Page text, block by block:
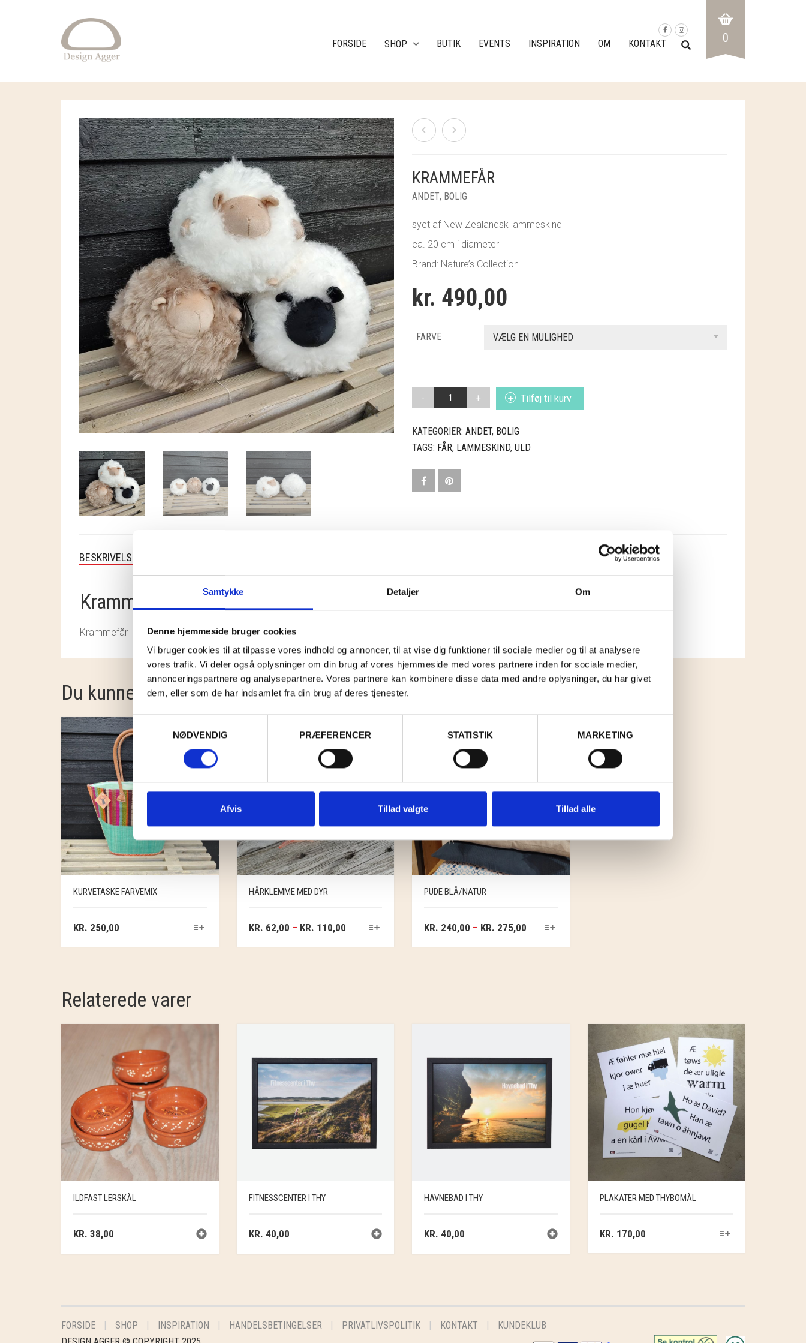
Samtykke Detaljer Om
Denne hjemmeside bruger cookies
Vi bruger cookies til at tilpasse vores indhold og annoncer, til at vise dig funktioner til sociale medier og til at analysere
vores trafik. Vi deler også oplysninger om din brug af vores hjemmeside med vores partnere inden for sociale medier,
annonceringspartnere og analysepartnere. Vores partnere kan kombinere disse data med andre oplysninger, du har givet
dem, eller som de har indsamlet fra din brug af deres tjenester.
Samtykkevalg
NØDVENDIG
PRÆFERENCER STATISTIK MARKETING
Afvis Tillad valgte Tillad alle
FORSIDE SHOP BUTIK EVENTS INSPIRATION OM KONTAKT 0
KRAMMEFÅR
ANDET, BOLIG
syet af New Zealandsk lammeskind
ca. 20 cm i diameter
Brand: Nature’s Collection
kr. 490,00
FARVE VÆLG EN MULIGHED
KRAMMEFÅR
ANTAL
Tilføj til kurv
KATEGORIER: ANDET, BOLIG
TAGS: FÅR, LAMMESKIND, ULD
BESKRIVELSE
Krammefår
Krammefår
Du kunne også være interesseret i...
KURVETASKE FARVEMIX
KR. 250,00
HÅRKLEMME MED DYR
KR. 62,00 – KR. 110,00
PUDE BLÅ/NATUR
KR. 240,00 – KR. 275,00
Relaterede varer
ILDFAST LERSKÅL
KR. 38,00
FITNESSCENTER I THY
KR. 40,00
HAVNEBAD I THY
KR. 40,00
PLAKATER MED THYBOMÅL
KR. 170,00
FORSIDE SHOP INSPIRATION HANDELSBETINGELSER PRIVATLIVSPOLITIK KONTAKT
KUNDEKLUB